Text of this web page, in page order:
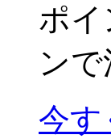
ポイ
ンで
今す